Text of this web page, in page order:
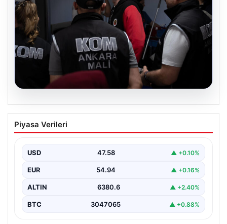
05.08.2026
Erdal Beşikçioğlu’nun Esrar Testi Pozitif
Çıktı; Görevden Uzaklaştırılmıştı
rüşvet operasyonu kapsamında tutuklanan Belediye
Başkanı Erdal Beşikçioğlu’nun…
Piyasa Verileri
USD 47.58 ▲ +0.10%
EUR 54.94 ▲ +0.16%
ALTIN 6380.6 ▲ +2.40%
BTC 3047065 ▲ +0.88%